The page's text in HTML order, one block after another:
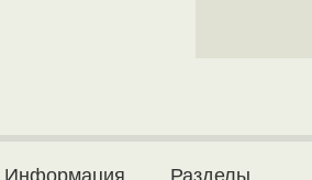
Информация Разделы